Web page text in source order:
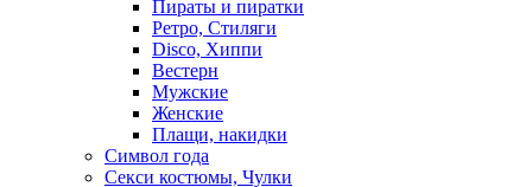
Пираты и пиратки
Ретро, Стиляги
Disco, Хиппи
Вестерн
Мужские
Женские
Плащи, накидки
Символ года
Секси костюмы, Чулки